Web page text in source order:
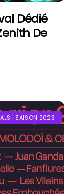
Dédié
De
| SAISON 2023